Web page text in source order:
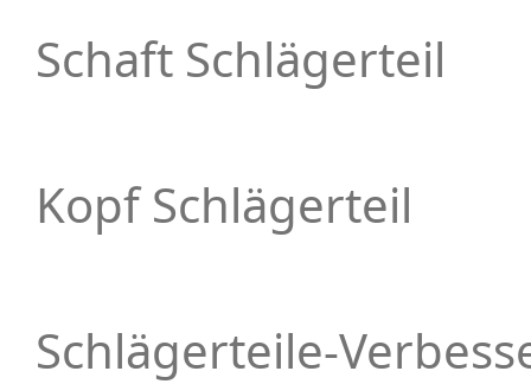
Schaft Schlägerteil
Kopf Schlägerteil
Schlägerteile-